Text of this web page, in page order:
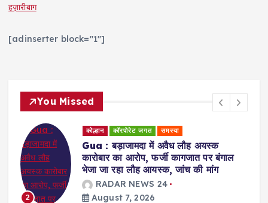
हज़ारीबाग
[adinserter block="1"]
You Missed
3
कोल्हान राजनीति
Jamshedpur : युवा शक्ति ही झारखंड के
भविष्य की दिशा तय करेगी : सुदेश कुमार महतो
RADAR NEWS 24
August 7, 2026